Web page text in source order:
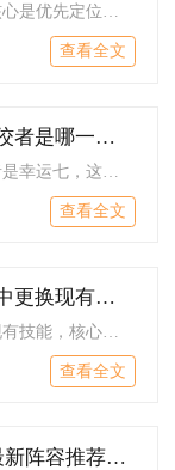
斗罗大陆角色选择核心是优先定位互补、兼顾属性克制与养成性价比...
查看全文
像素射击中的佼佼者是哪一款枪
查看全文
如何在全民奇迹中更换现有的技能
在全民奇迹中更换现有技能，核心是通过战斗界面滑动技能按钮调出...
查看全文
年少年三国志2最新阵容推荐是什么